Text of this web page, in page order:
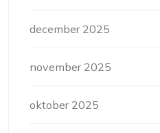
december 2025
november 2025
oktober 2025